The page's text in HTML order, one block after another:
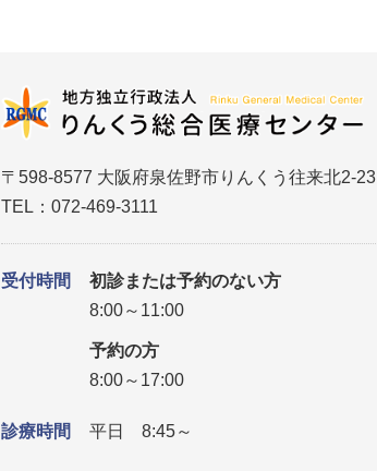
〒598-8577 大阪府泉佐野市りんくう往来北2-23
TEL：072-469-3111
受付時間
初診または予約のない方
8:00～11:00
予約の方
8:00～17:00
診療時間 平日 8:45～